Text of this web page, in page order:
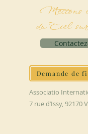
Mettons
du Ciel
Demande de
Associatio
7 rue d’Issy, 92170